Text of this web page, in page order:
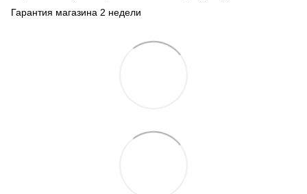
Гарантия магазина 2 недели